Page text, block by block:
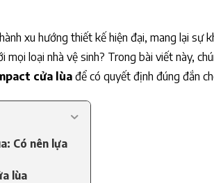
xu hướng thiết kế hiện đại, mang lại sự
loại nhà vệ sinh? Trong bài viết này,
cửa lùa để có quyết định đúng đắn
Có nên lựa
lùa